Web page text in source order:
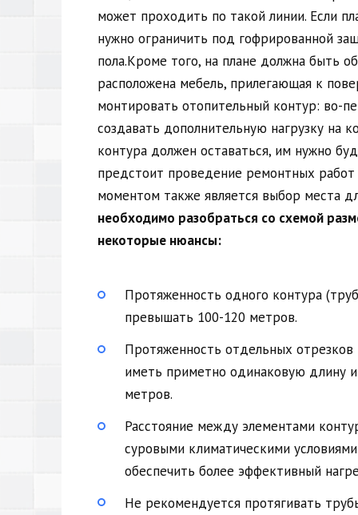
может проходить по такой линии. Если
нужно ограничить под гофрированной
пола.Кроме того, на плане должна быть
расположена мебель, прилегающая к
монтировать отопительный контур: во-
создавать дополнительную нагрузку на
контура должен оставаться, им нужно
предстоит проведение ремонтных
моментом также является выбор места
необходимо разобраться со схемой
некоторые нюансы:
Протяженность одного контура
превышать 100-120 метров.
Протяженность отдельных
иметь приметно одинаковую длину
метров.
Расстояние между элементами
суровыми климатическими
обеспечить более эффективный
Не рекомендуется протягивать